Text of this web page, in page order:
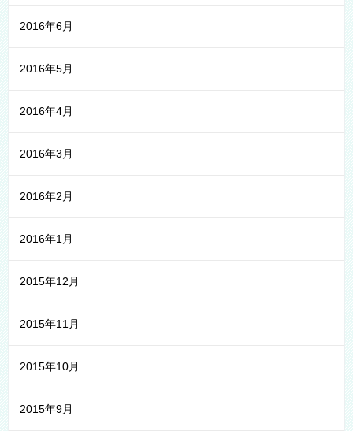
2016年6月
2016年5月
2016年4月
2016年3月
2016年2月
2016年1月
2015年12月
2015年11月
2015年10月
2015年9月